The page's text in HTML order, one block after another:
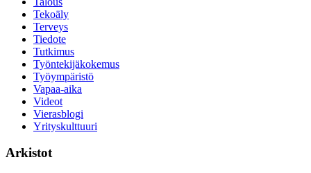
Tekoäly
Terveys
Tiedote
Tutkimus
Työntekijäkokemus
Työympäristö
Vapaa-aika
Videot
Vierasblogi
Yrityskulttuuri
Arkistot